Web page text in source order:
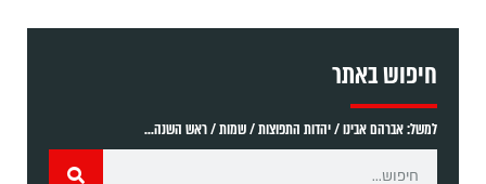
חיפוש באתר
למשל: אברהם אבינו / יהדות התפוצות / שמות / ראש השנה...